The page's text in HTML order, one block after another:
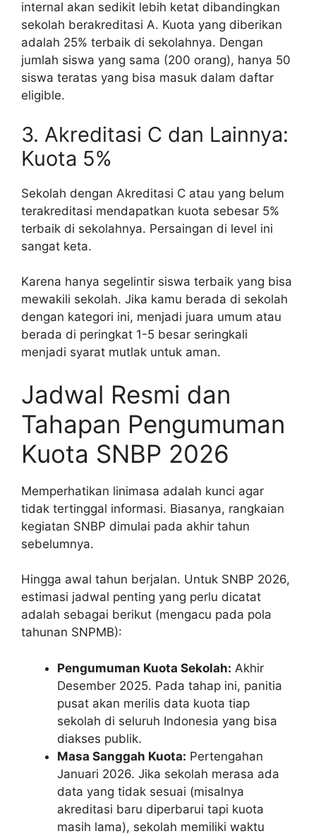
internal akan sedikit lebih ketat dibandingkan
sekolah berakreditasi A. Kuota yang diberikan
adalah 25% terbaik di sekolahnya. Dengan
jumlah siswa yang sama (200 orang), hanya 50
siswa teratas yang bisa masuk dalam daftar
eligible.
3. Akreditasi C dan Lainnya:
Kuota 5%
Sekolah dengan Akreditasi C atau yang belum
terakreditasi mendapatkan kuota sebesar 5%
terbaik di sekolahnya. Persaingan di level ini
sangat keta.
Karena hanya segelintir siswa terbaik yang bisa
mewakili sekolah. Jika kamu berada di sekolah
dengan kategori ini, menjadi juara umum atau
berada di peringkat 1-5 besar seringkali
menjadi syarat mutlak untuk aman.
Jadwal Resmi dan
Tahapan Pengumuman
Kuota SNBP 2026
Memperhatikan linimasa adalah kunci agar
tidak tertinggal informasi. Biasanya, rangkaian
kegiatan SNBP dimulai pada akhir tahun
sebelumnya.
Hingga awal tahun berjalan. Untuk SNBP 2026,
estimasi jadwal penting yang perlu dicatat
adalah sebagai berikut (mengacu pada pola
tahunan SNPMB):
Pengumuman Kuota Sekolah: Akhir
Desember 2025. Pada tahap ini, panitia
pusat akan merilis data kuota tiap
sekolah di seluruh Indonesia yang bisa
diakses publik.
Masa Sanggah Kuota: Pertengahan
Januari 2026. Jika sekolah merasa ada
data yang tidak sesuai (misalnya
akreditasi baru diperbarui tapi kuota
masih lama), sekolah memiliki waktu